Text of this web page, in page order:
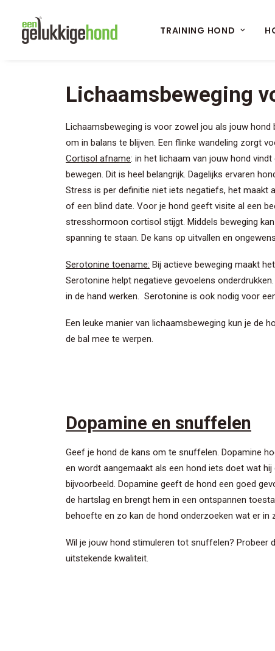
TRAINING HOND
Lichaamsbeweging
Lichaamsbeweging is voor zowel jou als jouw hond
om in balans te blijven. Een flinke wandeling zorgt
Cortisol afname: in het lichaam van jouw hond
bewegen. Dit is heel belangrijk. Dagelijks ervaren
Stress is per definitie niet iets negatiefs, het maakt
of een blind date. Voor je hond geeft visite al een
stresshormoon cortisol stijgt. Middels beweging
spanning te staan. De kans op uitvallen en
Serotonine toename: Bij actieve beweging maakt
Serotonine helpt negatieve gevoelens
in de hand werken. Serotonine is ook nodig voor
Een leuke manier van lichaamsbeweging kun je de
de bal mee te werpen.
Dopamine en snuffelen
Geef je hond de kans om te snuffelen. Dopamine
en wordt aangemaakt als een hond iets doet wat
bijvoorbeeld. Dopamine geeft de hond een goed
de hartslag en brengt hem in een ontspannen
behoefte en zo kan de hond onderzoeken wat er in
Wil je jouw hond stimuleren tot snuffelen? Probeer
uitstekende kwaliteit.